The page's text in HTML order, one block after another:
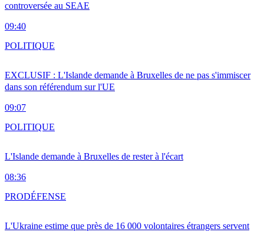
controversée au SEAE
09:40
EXCLUSIF : L'Islande demande à Bruxelles de ne pas s'immiscer
dans son référendum sur l'UE
09:07
POLITIQUE
L'Islande demande à Bruxelles de rester à l'écart
08:36
POLITIQUE
L'Ukraine estime que près de 16 000 volontaires étrangers servent
PRODÉFENSE